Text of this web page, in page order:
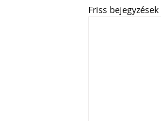
Friss bejegyzések